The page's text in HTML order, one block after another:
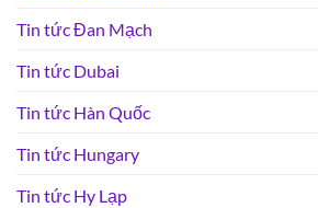
Tin tức Đan Mạch
Tin tức Dubai
Tin tức Hàn Quốc
Tin tức Hungary
Tin tức Hy Lạp